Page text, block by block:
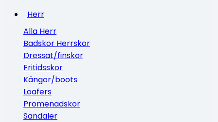
Herr
Alla Herr
Badskor Herrskor
Dressat/finskor
Fritidsskor
Kängor/boots
Loafers
Promenadskor
Sandaler